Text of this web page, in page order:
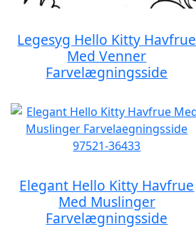
Legesyg Hello Kitty Havfrue
Med Venner
Farvelægningsside
Elegant Hello Kitty Havfrue
Med Muslinger
Farvelægningsside